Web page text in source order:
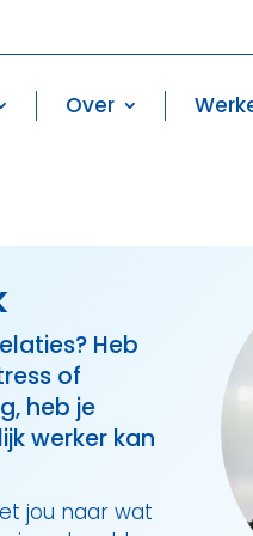
Over
Heb
of
heb je
werker kan
jou naar wat